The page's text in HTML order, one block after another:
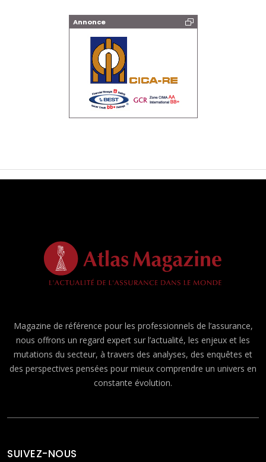
Annonce
Magazine de référence pour les professionnels de l’assurance,
nous offrons un regard expert sur l’actualité, les enjeux et les
mutations du secteur, à travers des analyses, des enquêtes et
des perspectives pensées pour mieux comprendre un univers en
constante évolution.
SUIVEZ-NOUS